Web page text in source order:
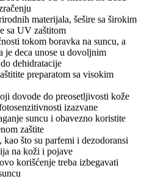
materijala, šešire sa širokim
sa UV zaštitom
tokom boravka na suncu, a
je deca unose u dovoljnim
dehidratacije
preparatom sa visokim
dovode do preosetljivosti kože
izazvane
suncu i obavezno koristite
zaštite
što su parfemi i dezodoransi
na koži i pojave
korišćenje treba izbegavati